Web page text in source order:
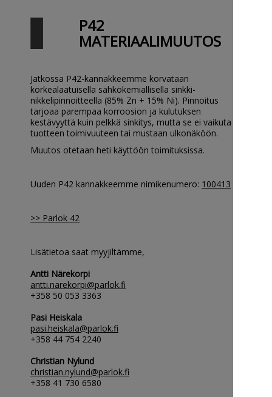
P42
MATERIAALIMUUTOS
Jatkossa P42-kannakkeemme korvataan
korkealaatuisella sähkökemiallisella sinkki-
nikkelipinnoitteella (85% Zn + 15% Ni). Pinnoitus
tarjoaa parempaa korroosion ja kulutuksen
kestävyyttä kuin pelkkä sinkitys, mutta se ei vaikuta
tuotteen toimivuuteen tai mustaan ulkonäköön.
Muutos otetaan heti käyttöön toimituksissa.
Uuden P42 kannakkeemme nimikenumero: 100413
>> Parlok 42
Lisätietoa saat myyjiltämme,
Antti Närekorpi
antti.narekorpi@parlok.fi
+358 50 053 3363
Pasi Heiskala
pasi.heiskala@parlok.fi
+358 44 754 2240
Christian Nylund
christian.nylund@parlok.fi
+358 41 730 6580